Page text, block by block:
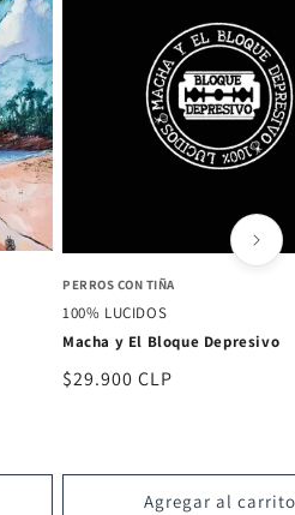
PERROS CON TIÑA
100% LUCIDOS
Macha y El Bloque Depresivo
Precio
$29.900 CLP
Agregar al carrito